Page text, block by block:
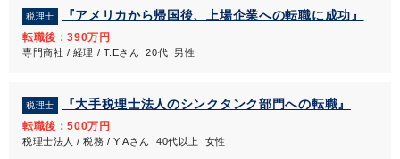
税理士 『アメリカから帰国後、上場企業への転職に成功』
転職後：390万円
専門商社 / 経理 / T.Eさん 20代 男性
税理士 『大手税理士法人のシンクタンク部門への転職』
転職後：500万円
税理士法人 / 税務 / Y.Aさん 40代以上 女性